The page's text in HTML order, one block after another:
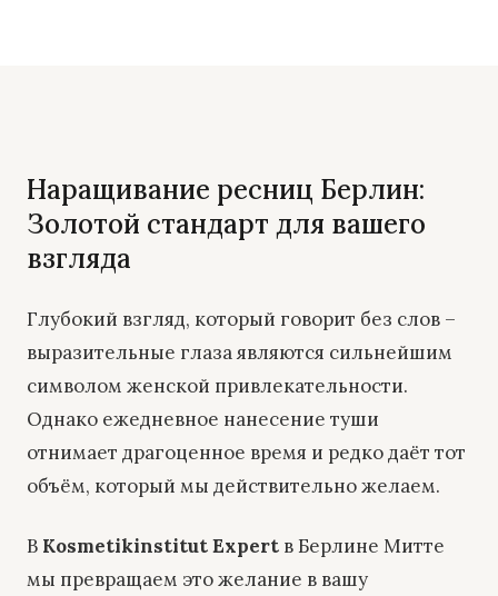
Наращивание ресниц Берлин:
Золотой стандарт для вашего
взгляда
Глубокий взгляд, который говорит без слов –
выразительные глаза являются сильнейшим
символом женской привлекательности.
Однако ежедневное нанесение туши
отнимает драгоценное время и редко даёт тот
объём, который мы действительно желаем.
В Kosmetikinstitut Expert в Берлине Митте
мы превращаем это желание в вашу